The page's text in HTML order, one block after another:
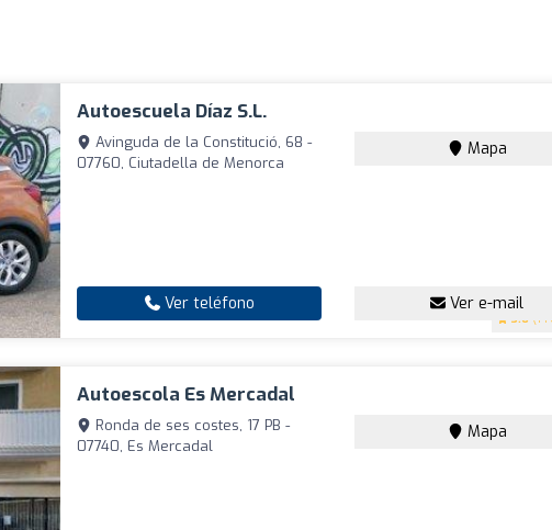
Autoescuela Díaz S.L.
3.6 (14
Avinguda de la Constitució, 68 -
07760, Ciutadella de Menorca
Mapa
Ver teléfono Ver e-mail
Autoescola Es Mercadal
Ronda de ses costes, 17 PB -
07740, Es Mercadal
Mapa